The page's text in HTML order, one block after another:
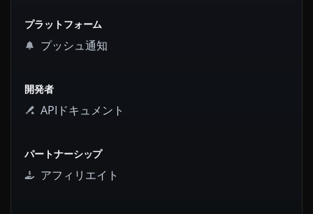
プラットフォーム
プッシュ通知
開発者
APIドキュメント
パートナーシップ
アフィリエイト